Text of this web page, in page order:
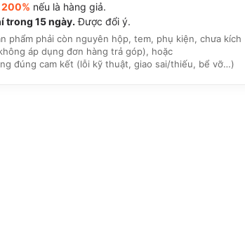
200% nếu là hàng giả.
trong 15 ngày. Được đổi ý.
phẩm phải còn nguyên hộp, tem, phụ kiện, chưa kích
áp dụng đơn hàng trả góp), hoặc
đúng cam kết (lỗi kỹ thuật, giao sai/thiếu, bể vỡ…)